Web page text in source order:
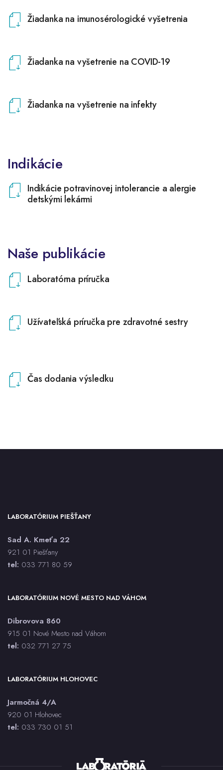
Žiadanka na imunosérologické vyšetrenia
Žiadanka na vyšetrenie na COVID-19
Žiadanka na vyšetrenie na infekty
Indikácie
Indikácie potravinovej intolerancie a alergie
detskými lekármi
Naše publikácie
Laboratórna príručka
Užívateľská príručka pre zdravotné sestry
Čas dodania výsledku
LABORATÓRIUM PIEŠŤANY
Sad A. Kmeťa 22
921 01 Piešťany
tel: 033 771 80 59
LABORATÓRIUM NOVÉ MESTO NAD VÁHOM
Dibrovova 860
915 01 Nové Mesto nad Váhom
tel: 032 771 27 75
LABORATÓRIUM HLOHOVEC
Jarmočná 4/A
920 01 Hlohovec
tel: 033 730 01 51